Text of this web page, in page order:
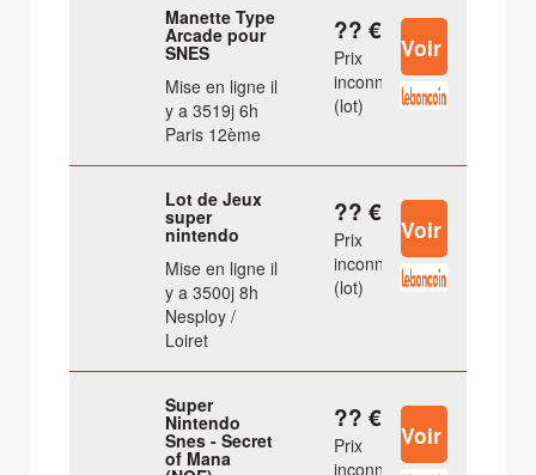
Manette Type
Arcade pour
SNES
Mise en ligne il
y a 3519j 6h
Paris 12ème
?? €
Prix
inconnu
(lot)
Lot de Jeux
super
nintendo
Mise en ligne il
y a 3500j 8h
Nesploy /
Loiret
?? €
Prix
inconnu
(lot)
Super
Nintendo
Snes - Secret
of Mana
?? €
Prix
inconnu